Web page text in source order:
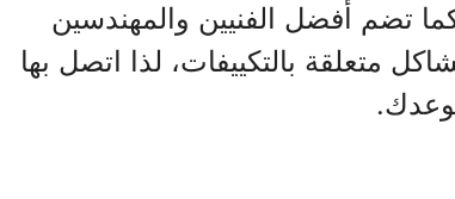
تضم أفضل الفنيين والمهندسين
متعلقة بالتكييفات، لذا اتصل بها